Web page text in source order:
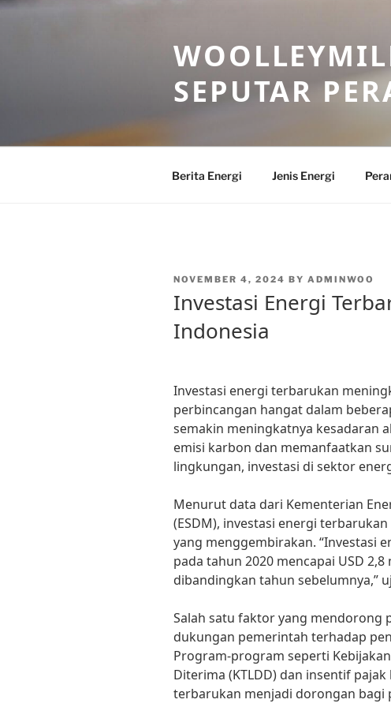
Skip
SEPUTAR
Berita Energi Jenis Energi
POSTED
NOVEMBER 4, 2024 BY ADMINWOO
Investasi Energi
Indonesia
Investasi energi terbarukan
perbincangan hangat dalam
semakin meningkatnya kesadaran
emisi karbon dan memanfaatkan
lingkungan, investasi di sektor
Menurut data dari Kementerian
(ESDM), investasi energi
yang menggembirakan. “Investasi
pada tahun 2020 mencapai USD
dibandingkan tahun sebelumnya,”
Salah satu faktor yang mendorong
dukungan pemerintah terhadap
Program-program seperti
Diterima (KTLDD) dan insentif
terbarukan menjadi dorongan bagi